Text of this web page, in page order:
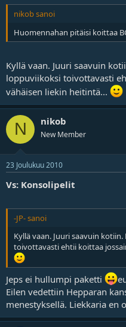
nikob sanoi
Huomennahan pitäisi koittaa
Kyllä vaan. Juuri saavuin
loppuviikoksi toivottavasti
vähäisen liekin heitintä...
N nikob
New Member
23 Joulukuu 2010
Vs: Konsolipelit
-JP- sanoi
Kyllä vaan. Juuri saavuin
toivottavasti ehtii koittaa
Jeps ei hullumpi paketti
Eilen vedettiin Hepparan
menestyksellä. Liekkaria en